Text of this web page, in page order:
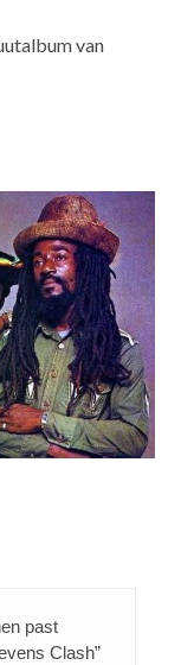
van
past
Clash”